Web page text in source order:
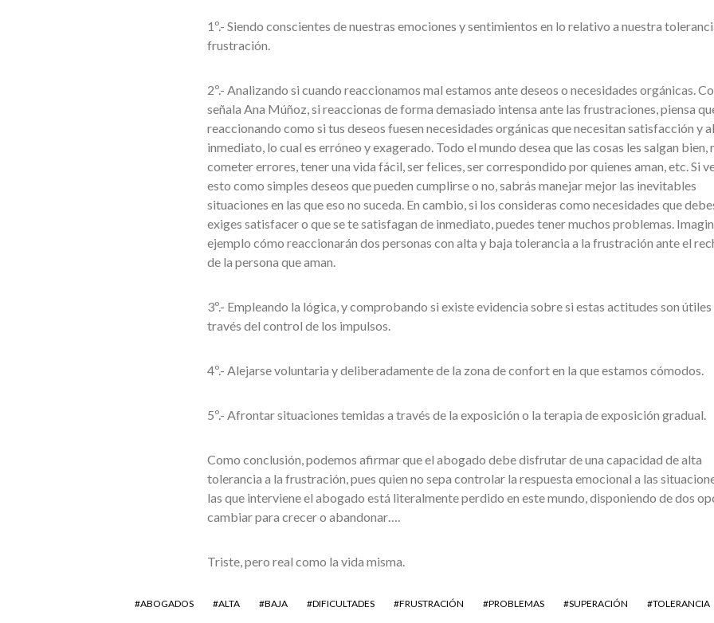
1º.- Siendo conscientes de nuestras emociones y sentimientos en lo relativo a nuestra
frustración.
2º.- Analizando si cuando reaccionamos mal estamos ante deseos o necesidades orgánicas.
señala Ana Múñoz, si reaccionas de forma demasiado intensa ante las frustraciones, piensa
reaccionando como si tus deseos fuesen necesidades orgánicas que necesitan satisfacción y
inmediato, lo cual es erróneo y exagerado. Todo el mundo desea que las cosas les salgan bien,
cometer errores, tener una vida fácil, ser felices, ser correspondido por quienes aman, etc. Si
esto como simples deseos que pueden cumplirse o no, sabrás manejar mejor las inevitables
situaciones en las que eso no suceda. En cambio, si los consideras como necesidades que
exiges satisfacer o que se te satisfagan de inmediato, puedes tener muchos problemas.
ejemplo cómo reaccionarán dos personas con alta y baja tolerancia a la frustración ante el
de la persona que aman.
3º.- Empleando la lógica, y comprobando si existe evidencia sobre si estas actitudes son útiles
través del control de los impulsos.
4º.- Alejarse voluntaria y deliberadamente de la zona de confort en la que estamos cómodos.
5º.- Afrontar situaciones temidas a través de la exposición o la terapia de exposición gradual.
Como conclusión, podemos afirmar que el abogado debe disfrutar de una capacidad de alta
tolerancia a la frustración, pues quien no sepa controlar la respuesta emocional a las
las que interviene el abogado está literalmente perdido en este mundo, disponiendo de dos
cambiar para crecer o abandonar….
Triste, pero real como la vida misma.
ABOGADOS ALTA BAJA DIFICULTADES FRUSTRACIÓN PROBLEMAS SUPERACIÓN TOLERANCIA